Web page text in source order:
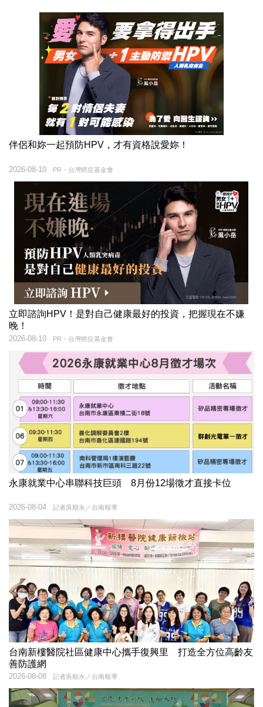
伴侶和妳一起預防HPV，才有資格說愛妳！
PR・台灣癌症基金會
2026-08-10
立即諮詢HPV！是對自己健康最好的投資，把握現在不嫌
晚！
PR・台灣癌症基金會
2026-08-10
永康就業中心串聯科技巨頭 8月份12場徵才直接卡位
記者吳順永／台南報導
2026-08-04
台南新樓醫院社區健康中心攜手復興里 打造全方位高齡友
善防護網
記者吳順永／台南報導
2026-08-08